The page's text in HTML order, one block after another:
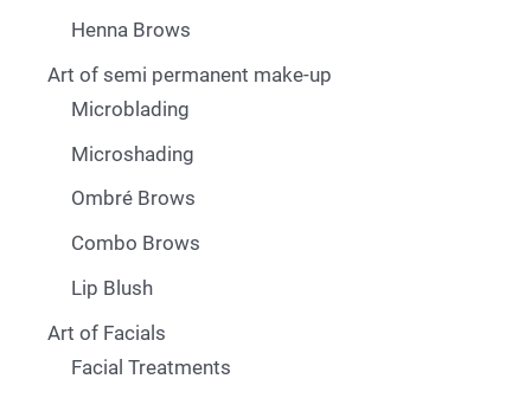
Henna Brows
Art of semi permanent make-up
Microblading
Microshading
Ombré Brows
Combo Brows
Lip Blush
Art of Facials
Facial Treatments